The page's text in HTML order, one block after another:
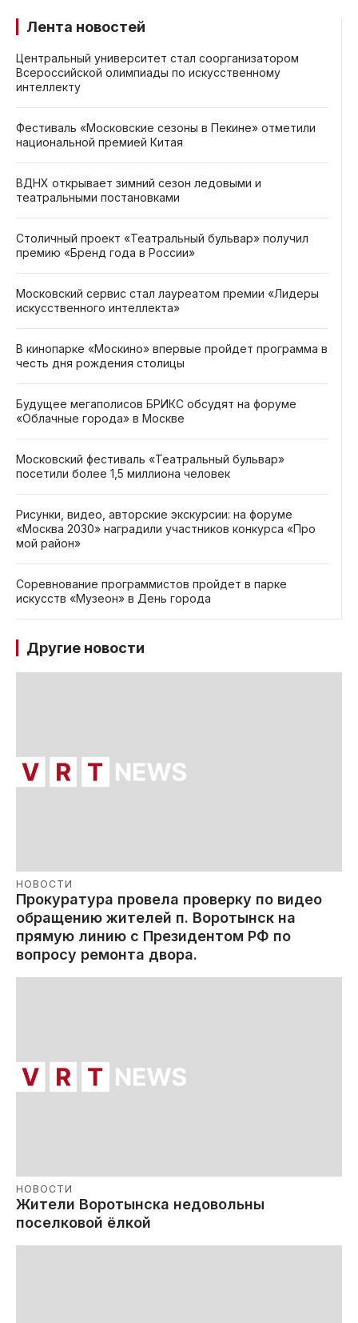
Лента новостей
Центральный университет стал соорганизатором
Всероссийской олимпиады по искусственному
интеллекту
Фестиваль «Московские сезоны в Пекине» отметили
национальной премией Китая
ВДНХ открывает зимний сезон ледовыми и
театральными постановками
Столичный проект «Театральный бульвар» получил
премию «Бренд года в России»
Московский сервис стал лауреатом премии «Лидеры
искусственного интеллекта»
В кинопарке «Москино» впервые пройдет программа в
честь дня рождения столицы
Будущее мегаполисов БРИКС обсудят на форуме
«Облачные города» в Москве
Московский фестиваль «Театральный бульвар»
посетили более 1,5 миллиона человек
Рисунки, видео, авторские экскурсии: на форуме
«Москва 2030» наградили участников конкурса «Про
мой район»
Соревнование программистов пройдет в парке
искусств «Музеон» в День города
Другие новости
НОВОСТИ
Прокуратура провела проверку по видео
обращению жителей п. Воротынск на
прямую линию с Президентом РФ по
вопросу ремонта двора.
НОВОСТИ
Жители Воротынска недовольны
поселковой ёлкой